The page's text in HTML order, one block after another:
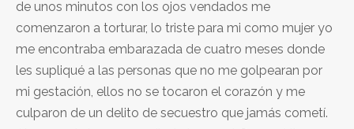
de unos minutos con los ojos vendados me
comenzaron a torturar, lo triste para mi como mujer yo
me encontraba embarazada de cuatro meses donde
les supliqué a las personas que no me golpearan por
mi gestación, ellos no se tocaron el corazón y me
culparon de un delito de secuestro que jamás cometí.